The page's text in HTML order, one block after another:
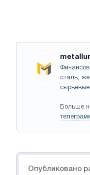
сталь,
Больше
Опубликовано